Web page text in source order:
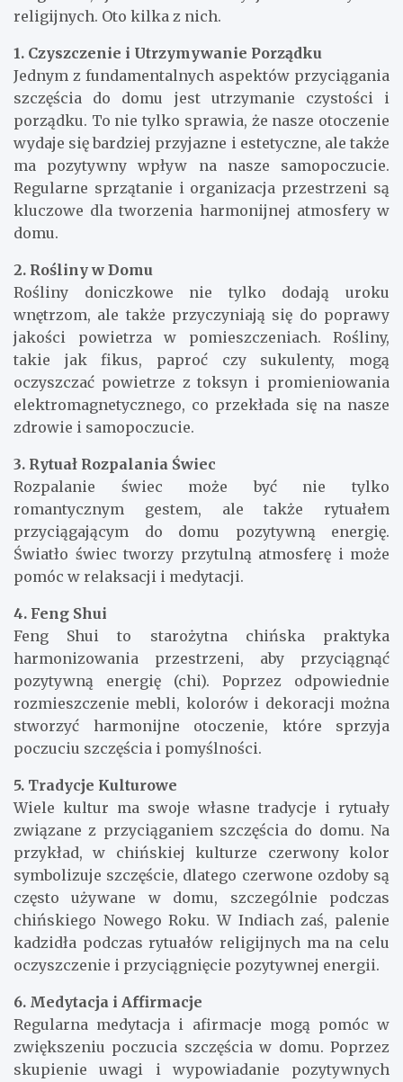
religijnych. Oto kilka z nich.
1. Czyszczenie i Utrzymywanie Porządku
Jednym z fundamentalnych aspektów przyciągania
szczęścia do domu jest utrzymanie czystości i
porządku. To nie tylko sprawia, że nasze otoczenie
wydaje się bardziej przyjazne i estetyczne, ale także
ma pozytywny wpływ na nasze samopoczucie.
Regularne sprzątanie i organizacja przestrzeni są
kluczowe dla tworzenia harmonijnej atmosfery w
domu.
2. Rośliny w Domu
Rośliny doniczkowe nie tylko dodają uroku
wnętrzom, ale także przyczyniają się do poprawy
jakości powietrza w pomieszczeniach. Rośliny,
takie jak fikus, paproć czy sukulenty, mogą
oczyszczać powietrze z toksyn i promieniowania
elektromagnetycznego, co przekłada się na nasze
zdrowie i samopoczucie.
3. Rytuał Rozpalania Świec
Rozpalanie świec może być nie tylko
romantycznym gestem, ale także rytuałem
przyciągającym do domu pozytywną energię.
Światło świec tworzy przytulną atmosferę i może
pomóc w relaksacji i medytacji.
4. Feng Shui
Feng Shui to starożytna chińska praktyka
harmonizowania przestrzeni, aby przyciągnąć
pozytywną energię (chi). Poprzez odpowiednie
rozmieszczenie mebli, kolorów i dekoracji można
stworzyć harmonijne otoczenie, które sprzyja
poczuciu szczęścia i pomyślności.
5. Tradycje Kulturowe
Wiele kultur ma swoje własne tradycje i rytuały
związane z przyciąganiem szczęścia do domu. Na
przykład, w chińskiej kulturze czerwony kolor
symbolizuje szczęście, dlatego czerwone ozdoby są
często używane w domu, szczególnie podczas
chińskiego Nowego Roku. W Indiach zaś, palenie
kadzidła podczas rytuałów religijnych ma na celu
oczyszczenie i przyciągnięcie pozytywnej energii.
6. Medytacja i Affirmacje
Regularna medytacja i afirmacje mogą pomóc w
zwiększeniu poczucia szczęścia w domu. Poprzez
skupienie uwagi i wypowiadanie pozytywnych